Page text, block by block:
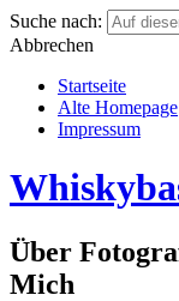
Suche nach:
Abbrechen
Startseite
Alte Homepage
Impressum
Über
Mich